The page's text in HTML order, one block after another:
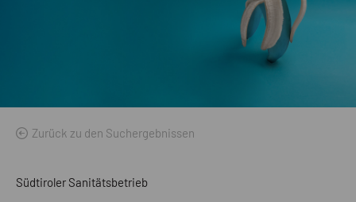
Zurück zu den Suchergebnissen
Südtiroler Sanitätsbetrieb